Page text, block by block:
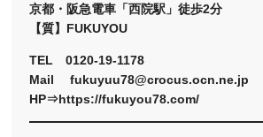
京都・阪急電車「西院駅」徒歩2分
【質】FUKUYOU
TEL 0120-19-1178
Mail fukuyuu78@crocus.ocn.ne.jp
HP⇒https://fukuyou78.com/